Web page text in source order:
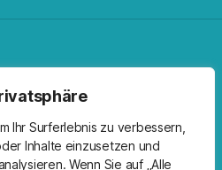
Ihr Surferlebnis zu verbessern,
Inhalte einzusetzen und
Wenn Sie auf „Alle
RSS-FeedInstagram